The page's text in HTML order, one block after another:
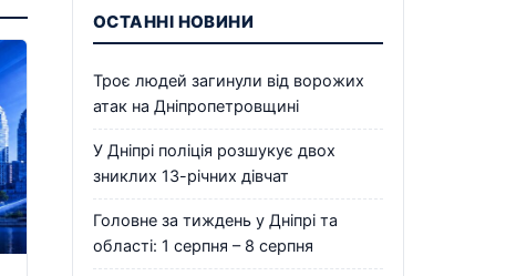
ОСТАННІ НОВИНИ
Троє людей загинули від ворожих
атак на Дніпропетровщині
У Дніпрі поліція розшукує двох
зниклих 13-річних дівчат
Головне за тиждень у Дніпрі та
області: 1 серпня – 8 серпня